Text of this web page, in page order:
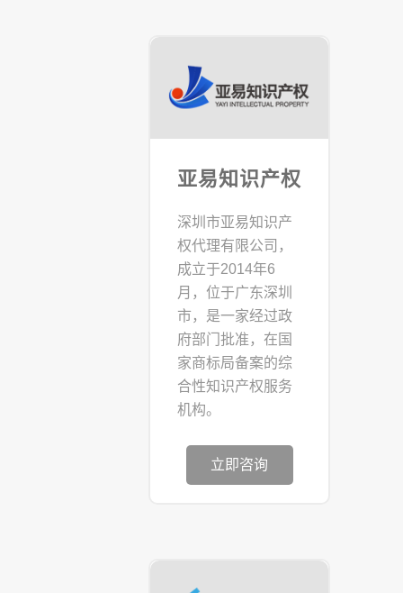
亚易知识产权
深圳市亚易知识产
权代理有限公司，
成立于2014年6
月，位于广东深圳
市，是一家经过政
府部门批准，在国
家商标局备案的综
合性知识产权服务
机构。
立即咨询